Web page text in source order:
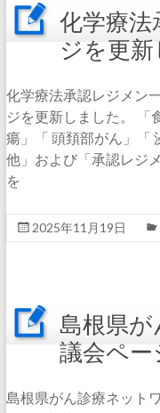
化学療法
ジを更
化学療法承認レジメン
ジを更新しました。 「
瘍」「 頭頚部がん」「
他」および「承認レジ
を
2025年11月19日
島根県
議会ペー
島根県がん診療ネット